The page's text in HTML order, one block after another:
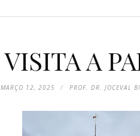
VISITA A
MARÇO 12, 2025 PROF. DR. JOCEVAL